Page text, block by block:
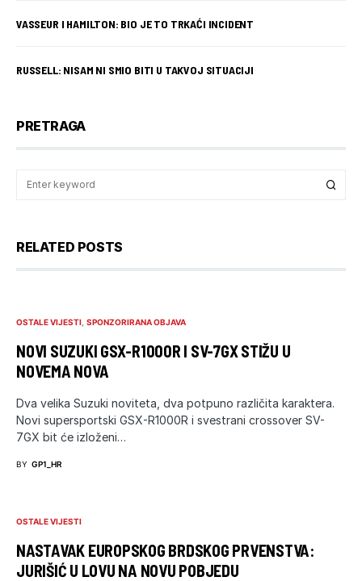
VASSEUR I HAMILTON: BIO JE TO TRKAĆI INCIDENT
RUSSELL: NISAM NI SMIO BITI U TAKVOJ SITUACIJI
PRETRAGA
RELATED POSTS
OSTALE VIJESTI SPONZORIRANA OBJAVA
NOVI SUZUKI GSX-R1000R I SV-7GX STIŽU U
NOVEMA NOVA
Dva velika Suzuki noviteta, dva potpuno različita karaktera.
Novi supersportski GSX-R1000R i svestrani crossover SV-
7GX bit će izloženi…
BY GP1_HR
OSTALE VIJESTI
NASTAVAK EUROPSKOG BRDSKOG PRVENSTVA:
JURIŠIĆ U LOVU NA NOVU POBJEDU